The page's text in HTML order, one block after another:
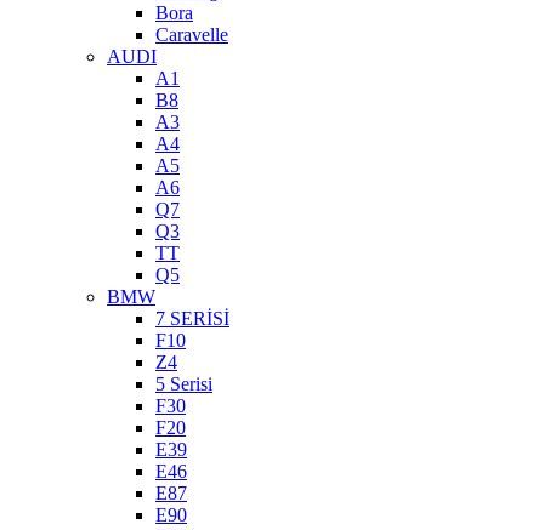
Bora
Caravelle
AUDI
A1
B8
A3
A4
A5
A6
Q7
Q3
TT
Q5
BMW
7 SERİSİ
F10
Z4
5 Serisi
F30
F20
E39
E46
E87
E90